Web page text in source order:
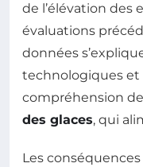
de l’élévation des
évaluations
données
technologiques et
compréhension
des glaces, qui
Les